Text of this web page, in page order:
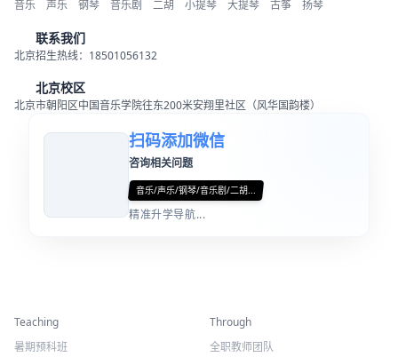
音乐 声乐 钢琴 音乐剧 二胡 小提琴 大提琴 古筝 扬琴
联系我们
北京招生热线：18501056132
北京校区
北京市朝阳区中国音乐学院往东200米安翔里社区（风华国韵楼）
扫码添加微信
咨询相关问题
音乐/声乐/钢琴/音乐剧/二胡...
精准升学导航...
Teaching
暑期预科班
Through
全职教师团队